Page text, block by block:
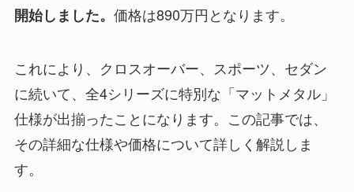
開始しました。 価格は890万円となります。
これにより、クロスオーバー、スポーツ、セダン
に続いて、全4シリーズに特別な「マットメタル」
仕様が出揃ったことになります。この記事では、
その詳細な仕様や価格について詳しく解説しま
す。